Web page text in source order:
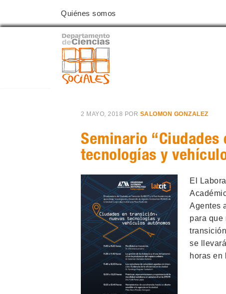
Quiénes somos
2 MAYO, 2018 POR SALOMON GONZALEZ
Seminario
tecnologías y
El
Agentes
para que
se
horas